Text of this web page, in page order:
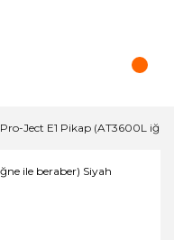
Pro-Ject E1 Pikap (AT3600L